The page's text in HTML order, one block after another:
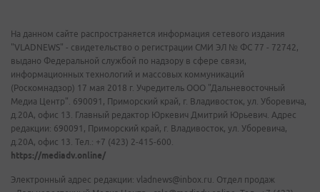
На данном сайте распространяется информация сетевого издания
"VLADNEWS" - свидетельство о регистрации СМИ ЭЛ № ФС 77 - 72742,
выдано Федеральной службой по надзору в сфере связи,
информационных технологий и массовых коммуникаций
(Роскомнадзор) 17 мая 2018 г. Учредитель ООО "Дальневосточный
Медиа Центр". 690091, Приморский край, г. Владивосток, ул. Уборевича,
д.20А, офис 13. Главный редактор Юркевич Дмитрий Юрьевич. Адрес
редакции: 690091, Приморский край, г. Владивосток, ул. Уборевича,
д.20А, офис 13. Тел.: +7 (423) 2-415-600.
https://mediadv.online/
Электронный адрес редакции: vladnews@inbox.ru. Отдел продаж